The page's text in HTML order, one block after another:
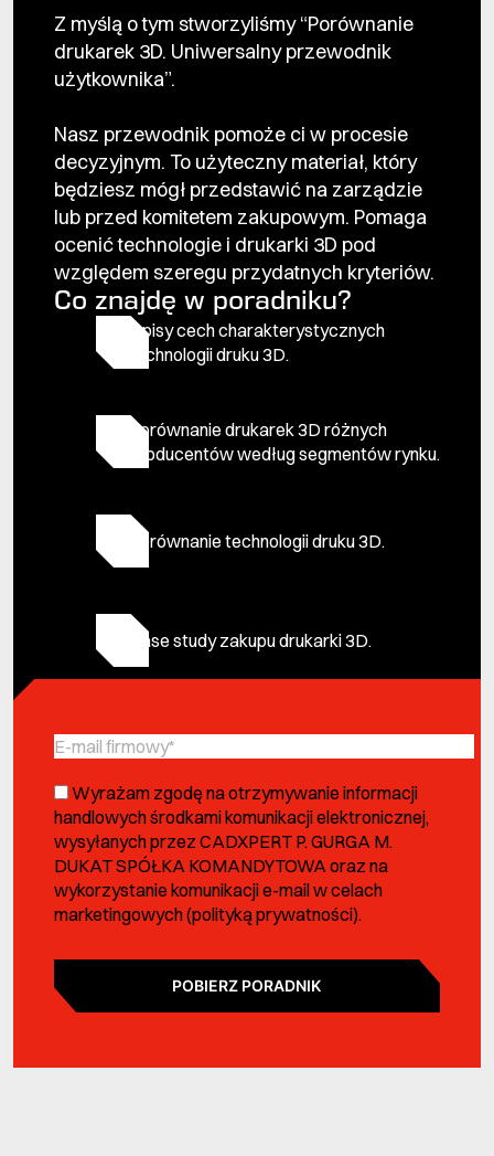
Z myślą o tym stworzyliśmy “Porównanie
drukarek 3D. Uniwersalny przewodnik
użytkownika”.
Nasz przewodnik pomoże ci w procesie
decyzyjnym. To użyteczny materiał, który
będziesz mógł przedstawić na zarządzie
lub przed komitetem zakupowym. Pomaga
ocenić technologie i drukarki 3D pod
względem szeregu przydatnych kryteriów.
Co znajdę w poradniku?
Opisy cech charakterystycznych
technologii druku 3D.
Porównanie drukarek 3D różnych
producentów według segmentów rynku.
Porównanie technologii druku 3D.
Case study zakupu drukarki 3D.
Wyrażam zgodę na otrzymywanie informacji
handlowych środkami komunikacji elektronicznej,
wysyłanych przez CADXPERT P. GURGA M.
DUKAT SPÓŁKA KOMANDYTOWA oraz na
wykorzystanie komunikacji e-mail w celach
marketingowych (polityką prywatności).
POBIERZ PORADNIK